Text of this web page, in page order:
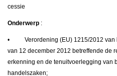
cessie
Onderwerp :
• Verordening (EU) 1215/2012 van
van 12 december 2012 betreffende de
erkenning en de tenuitvoerlegging van
handelszaken;